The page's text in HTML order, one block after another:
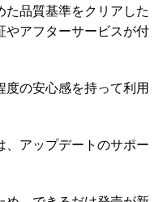
た品質基準をクリアした
やアフターサービスが付
度の安心感を持って利用
アップデートのサポー